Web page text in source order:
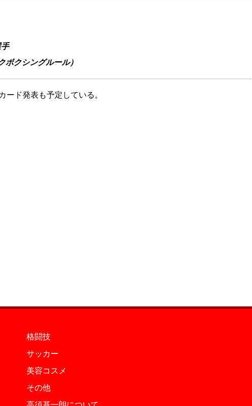
ボクシングルール）
ード発表も予定している。
格闘技
サッカー
美容コスメ
その他